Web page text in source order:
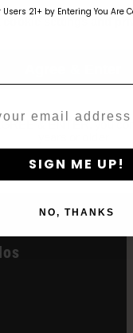
& ENTER, you
21+ by Entering You Are
SIGN ME UP!
NO, THANKS